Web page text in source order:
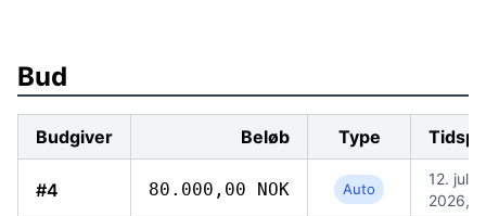
Bud
Budgiver Beløb Type
#4 80.000,00 NOK Auto
12. jul.
2026,